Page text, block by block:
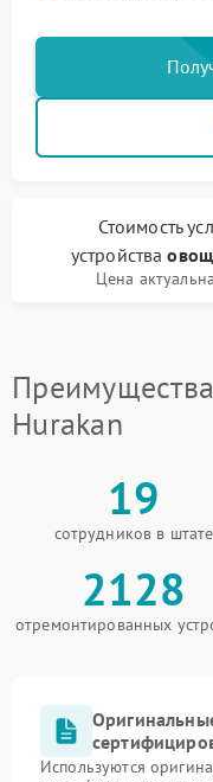
Стоимость
устройства
Цена
Hurakan
19
сотрудников в штате
2128
отремонтированных
Используются